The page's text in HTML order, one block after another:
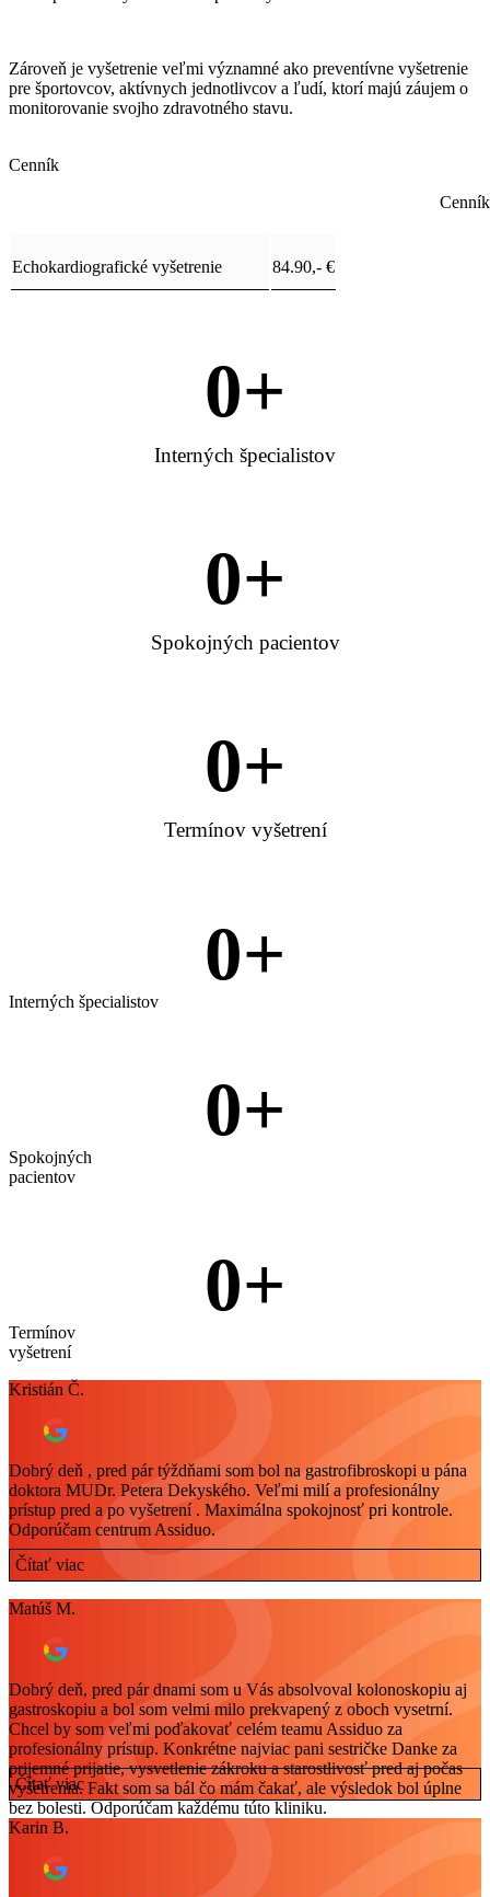
Zároveň je vyšetrenie veľmi významné ako preventívne vyšetrenie
pre športovcov, aktívnych jednotlivcov a ľudí, ktorí majú záujem o
monitorovanie svojho zdravotného stavu.
Cenník
Echokardiografické vyšetrenie 84.90,- €
Interných špecialistov
0+
Spokojných pacientov
0+
Termínov vyšetrení
0+
0+
Interných špecialistov
0+
Spokojných
pacientov
0+
Termínov
vyšetrení
Kristián Č.
Dobrý deň , pred pár týždňami som bol na gastrofibroskopi u pána
doktora MUDr. Petera Dekyského. Veľmi milí a profesionálny
prístup pred a po vyšetrení . Maximálna spokojnosť pri kontrole.
Odporúčam centrum Assiduo.
Čítať viac
Matúš M.
Dobrý deň, pred pár dnami som u Vás absolvoval kolonoskopiu aj
gastroskopiu a bol som velmi milo prekvapený z oboch vysetrní.
Chcel by som veľmi poďakovať celém teamu Assiduo za
profesionálny prístup. Konkrétne najviac pani sestričke Danke za
prijemné prijatie, vysvetlenie zákroku a starostlivosť pred aj počas
vyšetrenia. Fakt som sa bál čo mám čakať, ale výsledok bol úplne
bez bolesti. Odporúčam každému túto kliniku.
Čítať viac
Karin B.